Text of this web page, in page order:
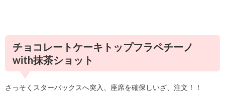
チョコレートケーキトップフラペチーノ
with抹茶ショット
さっそくスターバックスへ突入、座席を確保しいざ、注文！！